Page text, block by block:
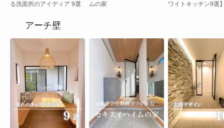
る洗面所のアイディア 9選 ムの家
ワイトキッチン9選
アーチ壁